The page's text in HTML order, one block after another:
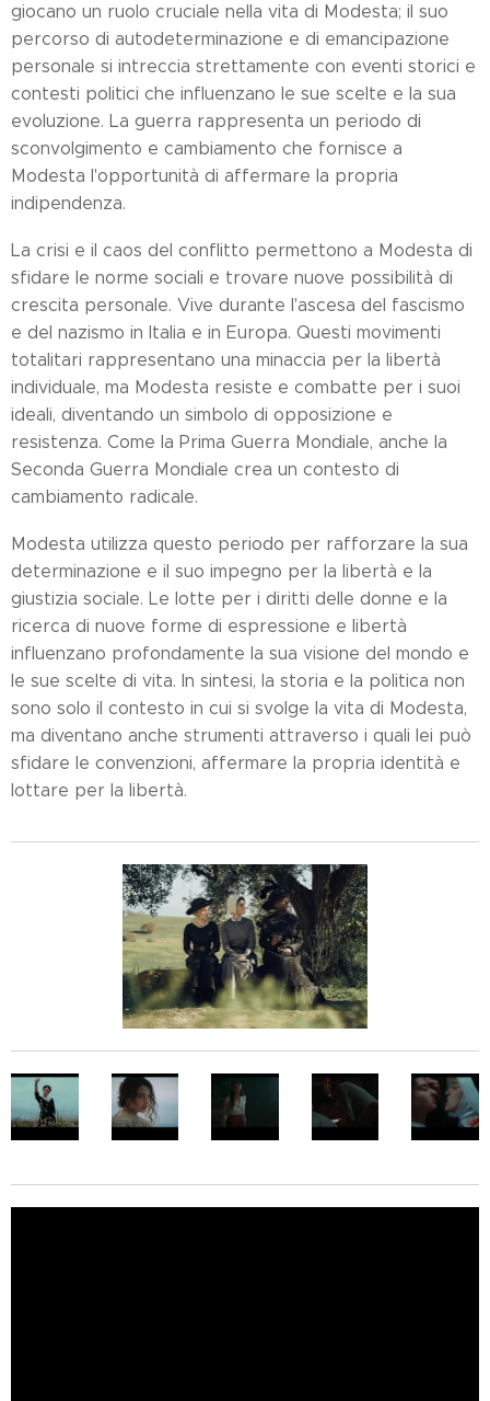
giocano un ruolo cruciale nella vita di Modesta; il suo
percorso di autodeterminazione e di emancipazione
personale si intreccia strettamente con eventi storici e
contesti politici che influenzano le sue scelte e la sua
evoluzione. La guerra rappresenta un periodo di
sconvolgimento e cambiamento che fornisce a
Modesta l'opportunità di affermare la propria
indipendenza.
La crisi e il caos del conflitto permettono a Modesta di
sfidare le norme sociali e trovare nuove possibilità di
crescita personale. Vive durante l'ascesa del fascismo
e del nazismo in Italia e in Europa. Questi movimenti
totalitari rappresentano una minaccia per la libertà
individuale, ma Modesta resiste e combatte per i suoi
ideali, diventando un simbolo di opposizione e
resistenza. Come la Prima Guerra Mondiale, anche la
Seconda Guerra Mondiale crea un contesto di
cambiamento radicale.
Modesta utilizza questo periodo per rafforzare la sua
determinazione e il suo impegno per la libertà e la
giustizia sociale. Le lotte per i diritti delle donne e la
ricerca di nuove forme di espressione e libertà
influenzano profondamente la sua visione del mondo e
le sue scelte di vita. In sintesi, la storia e la politica non
sono solo il contesto in cui si svolge la vita di Modesta,
ma diventano anche strumenti attraverso i quali lei può
sfidare le convenzioni, affermare la propria identità e
lottare per la libertà.